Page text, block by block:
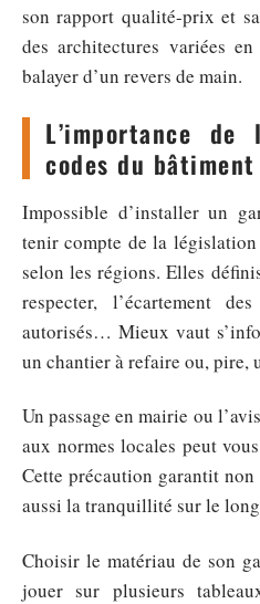
son rapport qualité-prix et
des architectures variées
balayer d’un revers de main.
L’importance
codes du bâtiment
Impossible d’installer un
tenir compte de la
selon les régions. Elles
respecter, l’écartement
autorisés… Mieux vaut
un chantier à refaire ou, pire,
Un passage en mairie ou
aux normes locales peut
Cette précaution garantit
aussi la tranquillité sur le
Choisir le matériau de son
jouer sur plusieurs